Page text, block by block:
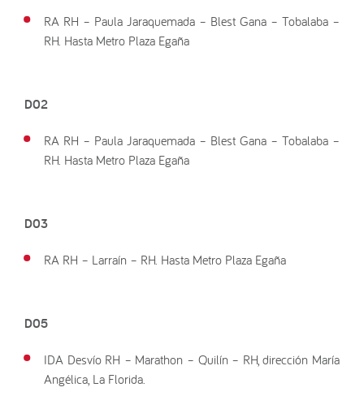
RA RH – Paula Jaraquemada – Blest Gana – Tobalaba –
RH. Hasta Metro Plaza Egaña
D02
RA RH – Paula Jaraquemada – Blest Gana – Tobalaba –
RH. Hasta Metro Plaza Egaña
D03
RA RH – Larraín – RH. Hasta Metro Plaza Egaña
D05
IDA Desvío RH – Marathon – Quilín – RH, dirección María
Angélica, La Florida.